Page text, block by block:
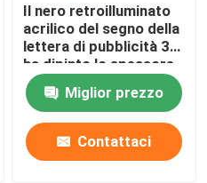
Il nero retroilluminato
acrilico del segno della
lettera di pubblicità 3D
ha dipinto lo spessore
di 12cm
Miglior prezzo
Contattaci